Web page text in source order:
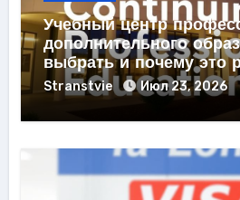
Учебный центр
дополнительного
выбрать и почему это
Stranstvie Июл 23, 2026